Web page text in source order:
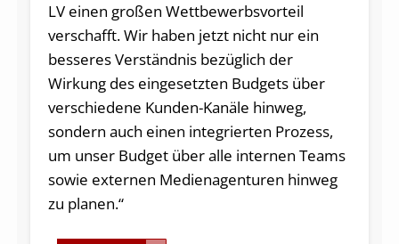
LV einen großen Wettbewerbsvorteil
verschafft. Wir haben jetzt nicht nur ein
besseres Verständnis bezüglich der
Wirkung des eingesetzten Budgets über
verschiedene Kunden-Kanäle hinweg,
sondern auch einen integrierten Prozess,
um unser Budget über alle internen Teams
sowie externen Medienagenturen hinweg
zu planen.“